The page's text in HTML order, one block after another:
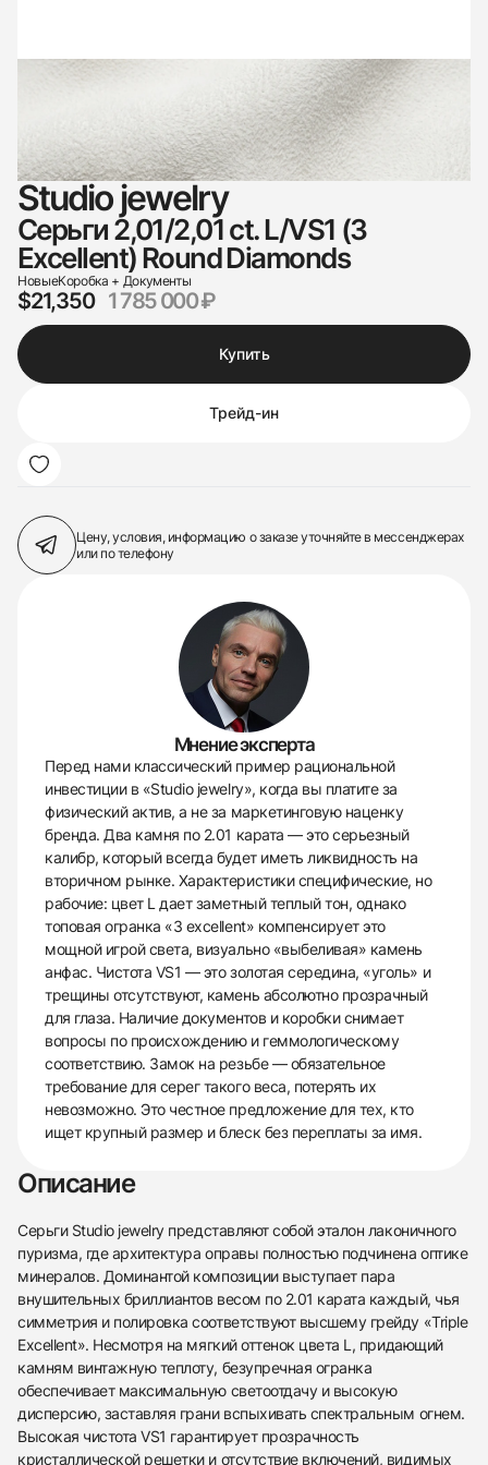
Studio jewelry
Серьги 2,01/2,01 ct. L/VS1 (3
Excellent) Round Diamonds
НовыеКоробка + Документы
$21,350 1 785 000 ₽
Купить
Трейд-ин
Цену, условия, информацию о заказеуточняйте в мессенджерах
или по телефону
Мнение эксперта
Перед нами классический пример рациональной
инвестиции в «Studio jewelry», когда вы платите за
физический актив, а не за маркетинговую наценку
бренда. Два камня по 2.01 карата — это серьезный
калибр, который всегда будет иметь ликвидность на
вторичном рынке. Характеристики специфические, но
рабочие: цвет L дает заметный теплый тон, однако
топовая огранка «3 excellent» компенсирует это
мощной игрой света, визуально «выбеливая» камень
анфас. Чистота VS1 — это золотая середина, «уголь» и
трещины отсутствуют, камень абсолютно прозрачный
для глаза. Наличие документов и коробки снимает
вопросы по происхождению и геммологическому
соответствию. Замок на резьбе — обязательное
требование для серег такого веса, потерять их
невозможно. Это честное предложение для тех, кто
ищет крупный размер и блеск без переплаты за имя.
Описание
Серьги Studio jewelry представляют собой эталон лаконичного
пуризма, где архитектура оправы полностью подчинена оптике
минералов. Доминантой композиции выступает пара
внушительных бриллиантов весом по 2.01 карата каждый, чья
симметрия и полировка соответствуют высшему грейду «Triple
Excellent». Несмотря на мягкий оттенок цвета L, придающий
камням винтажную теплоту, безупречная огранка
обеспечивает максимальную светоотдачу и высокую
дисперсию, заставляя грани вспыхивать спектральным огнем.
Высокая чистота VS1 гарантирует прозрачность
кристаллической решетки и отсутствие включений, видимых